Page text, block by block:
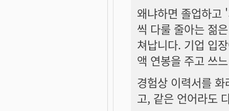
왜냐하면 졸업하고
씩 다룰 줄아는 젊
쳐납니다. 기업 입
액 연봉을 주고 쓰
경험상 이력서를
고, 같은 언어라도